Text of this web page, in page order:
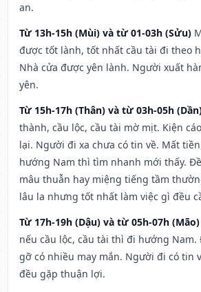
an.
Từ 13h-15h (Mùi) và từ 01-03h (Sửu)
được tốt lành, tốt nhất cầu tài đi theo
Nhà cửa được yên lành. Người xuất
yên.
Từ 15h-17h (Thân) và từ 03h-05h
thành, cầu lộc, cầu tài mờ mịt. Kiện
lại. Người đi xa chưa có tin về. Mất
hướng Nam thì tìm nhanh mới thấy.
mâu thuẫn hay miệng tiếng tầm
lâu la nhưng tốt nhất làm việc gì đều
Từ 17h-19h (Dậu) và từ 05h-07h (Mão)
nếu cầu lộc, cầu tài thì đi hướng Nam.
gỡ có nhiều may mắn. Người đi có tin
đều gặp thuận lợi.